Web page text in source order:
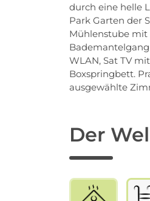
durch eine helle
Park Garten der
Mühlenstube mit
WLAN, Sat TV
Boxspringbett.
ausgewählte
Der